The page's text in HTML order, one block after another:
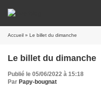
Accueil » Le billet du dimanche
Le billet du dimanche
Publié le 05/06/2022 à 15:18
Par Papy-bougnat